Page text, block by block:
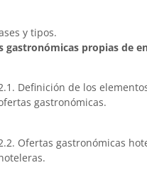
y tipos.
gastronómicas propias de
Definición de los
gastronómicas.
Ofertas gastronómicas